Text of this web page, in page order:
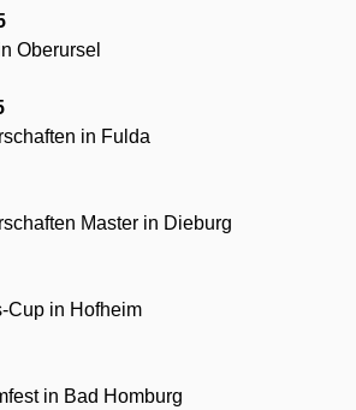
Oberursel
in Fulda
Master in Dieburg
Cup in Hofheim
in Bad Homburg